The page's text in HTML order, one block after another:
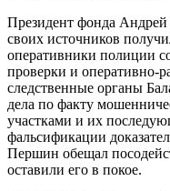
Президент фонда
своих источников
оперативники полиции
проверки и оперативно-
следственные органы
дела по факту
участками и их
фальсификации
Першин обещал
оставили его в покое.